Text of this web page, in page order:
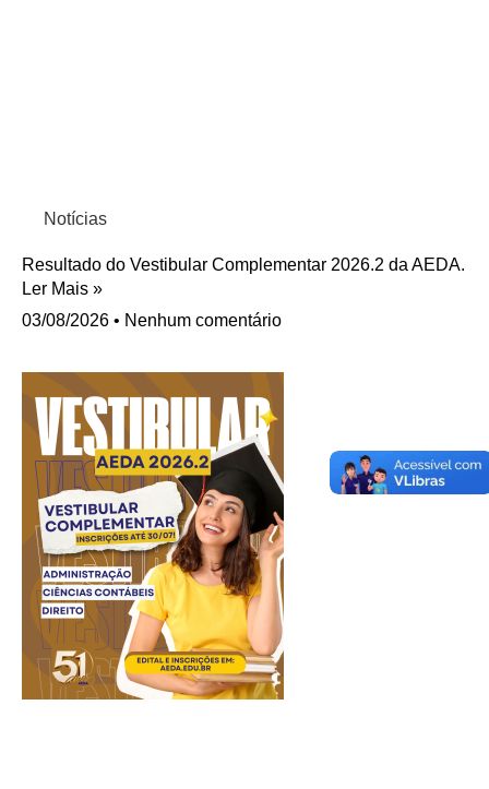
Notícias
Resultado do Vestibular Complementar 2026.2 da AEDA.
Ler Mais »
03/08/2026
Nenhum comentário